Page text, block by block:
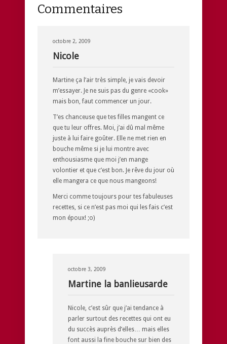
Commentaires
octobre 2, 2009
Nicole
Martine ça l’air très simple, je vais devoir
m’essayer. Je ne suis pas du genre «cook»
mais bon, faut commencer un jour.
T’es chanceuse que tes filles mangent ce
que tu leur offres. Moi, j’ai dû mal même
juste à lui faire goûter. Elle ne met rien en
bouche même si je lui montre avec
enthousiasme que moi j’en mange
volontier et que c’est bon. Je rêve du jour où
elle mangera ce que nous mangeons!
Merci comme toujours pour tes fabuleuses
recettes, si ce n’est pas moi qui les fais c’est
mon époux! ;o)
octobre 3, 2009
Martine la banlieusarde
Nicole, c’est sûr que j’ai tendance à
parler surtout des recettes qui ont eu
du succès auprès d’elles… mais elles
font aussi la fine bouche sur bien des